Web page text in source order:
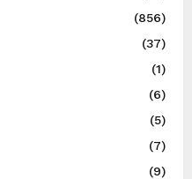
(856)
(37)
(1)
(6)
(5)
(7)
(9)